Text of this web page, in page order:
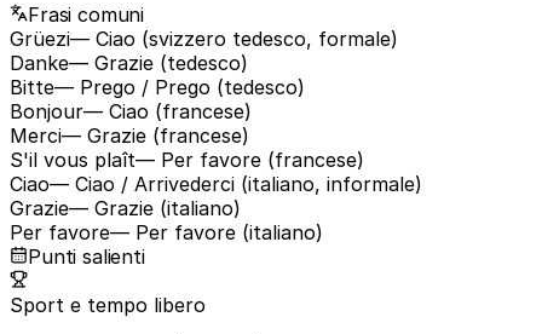
Frasi comuni
Grüezi— Ciao (svizzero tedesco, formale)
Danke— Grazie (tedesco)
Bitte— Prego / Prego (tedesco)
Bonjour— Ciao (francese)
Merci— Grazie (francese)
S'il vous plaît— Per favore (francese)
Ciao— Ciao / Arrivederci (italiano, informale)
Grazie— Grazie (italiano)
Per favore— Per favore (italiano)
Punti salienti
Sport e tempo libero